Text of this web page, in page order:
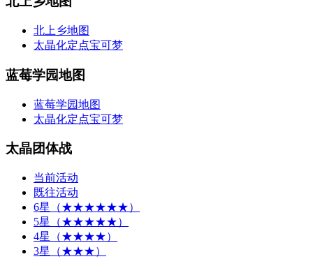
北上乡地图
太晶化定点宝可梦
蓝莓学园地图
蓝莓学园地图
太晶化定点宝可梦
太晶团体战
当前活动
既往活动
6星（★★★★★★）
5星（★★★★★）
4星（★★★★）
3星（★★★）